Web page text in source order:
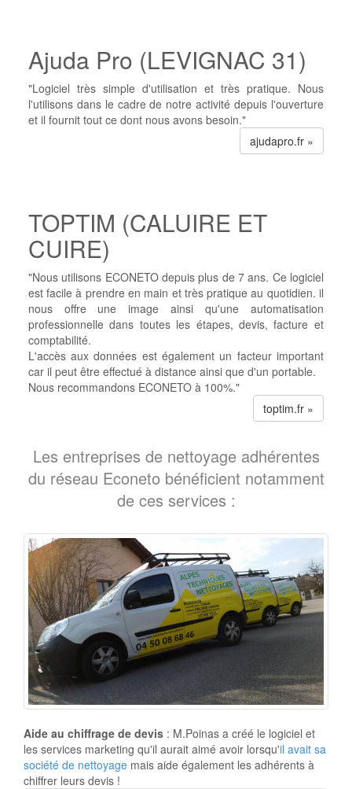
Ajuda Pro (LEVIGNAC 31)
"Logiciel très simple d'utilisation et très pratique. Nous
l'utilisons dans le cadre de notre activité depuis l'ouverture
et il fournit tout ce dont nous avons besoin."
ajudapro.fr »
TOPTIM (CALUIRE ET
CUIRE)
"Nous utilisons ECONETO depuis plus de 7 ans. Ce logiciel
est facile à prendre en main et très pratique au quotidien. il
nous offre une image ainsi qu'une automatisation
professionnelle dans toutes les étapes, devis, facture et
comptabilité.
L'accès aux données est également un facteur important
car il peut être effectué à distance ainsi que d'un portable.
Nous recommandons ECONETO à 100%."
toptim.fr »
Les entreprises de nettoyage adhérentes
du réseau Econeto bénéficient notamment
de ces services :
Aide au chiffrage de devis : M.Poinas a créé le logiciel et
les services marketing qu'il aurait aimé avoir lorsqu'il avait sa
société de nettoyage mais aide également les adhérents à
chiffrer leurs devis !